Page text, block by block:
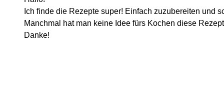
Ich finde die Rezepte super! Einfach zuzubereiten und
Manchmal hat man keine Idee fürs Kochen diese
Danke!